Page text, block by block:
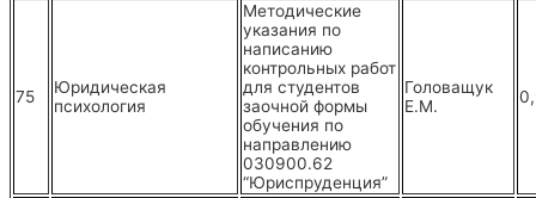
75
Юридическая
психология
Методические
указания по
написанию
контрольных работ
для студентов
заочной формы
обучения по
направлению
030900.62
“Юриспруденция”
Головащук
Е.М.